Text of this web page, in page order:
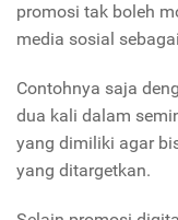
promosi tak boleh
media sosial
Contohnya saja
dua kali dalam
yang dimiliki agar
yang ditargetkan.